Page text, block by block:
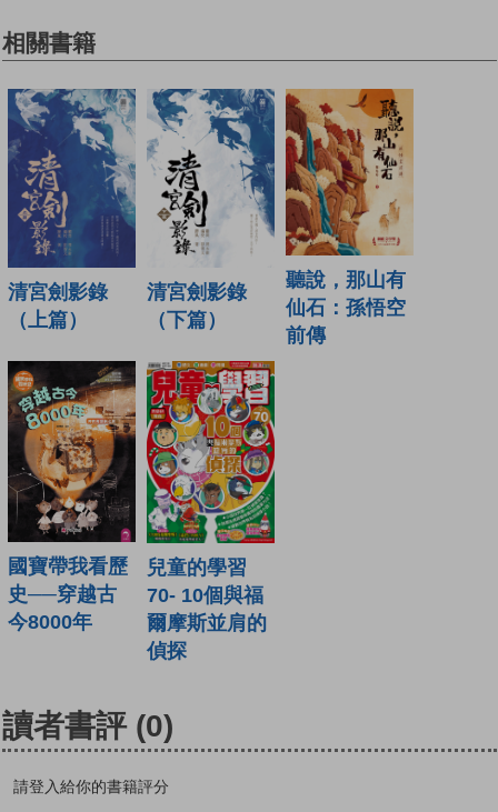
相關書籍
清宮劍影錄
（上篇）
清宮劍影錄
（下篇）
聽說，那山有
仙石：孫悟空
前傳
國寶帶我看歷
史──穿越古
今8000年
兒童的學習
70- 10個與福
爾摩斯並肩的
偵探
讀者書評 (0)
請登入給你的書籍評分